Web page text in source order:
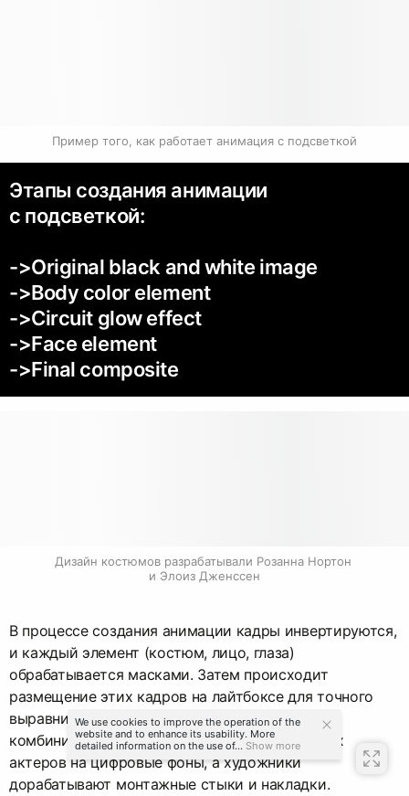
Пример того, как работает анимация с подсветкой
Этапы создания анимации
с подсветкой:
->Original black and white image
->Body color element
->Circuit glow effect
->Face element
->Final composite
Дизайн костюмов разрабатывали Розанна Нортон
и Элоиз Дженссен
В процессе создания анимации кадры инвертируются,
и каждый элемент (костюм, лицо, глаза)
обрабатывается масками. Затем происходит
размещение этих кадров на лайтбоксе для точного
выравнивания. После этого мастера
комбинированных съемок накладывают живых
актеров на цифровые фоны, а художники
дорабатывают монтажные стыки и накладки.
We use cookies to improve the operation of the
website and to enhance its usability. More
detailed information on the use of... Show more